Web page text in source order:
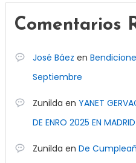
Comentarios
José Báez en
Septiembre
Zunilda en YANET
DE ENRO 2025 EN MADRID
Zunilda en De